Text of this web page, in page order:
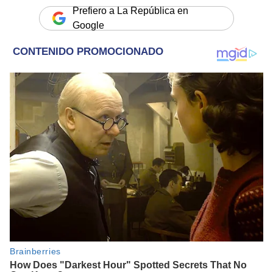
Prefiero a La República en
Google